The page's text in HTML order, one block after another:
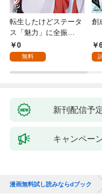
転生したけどステータ
ス「魅力」に全振
り！？(1)
0
無料
創
新刊配信予
キャンペー
漫画無料試し読みならdブック